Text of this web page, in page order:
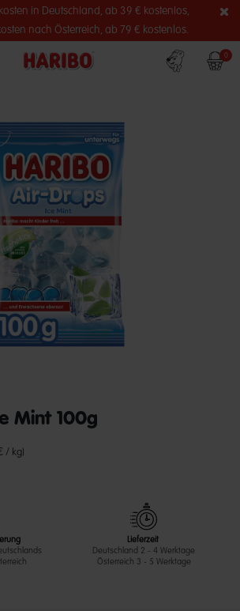
in Deutschland, ab 39 € kostenlos,
nach Österreich, ab 79 € kostenlos.
Konto 0
Mint 100g
Rating
/ kg)
Lieferzeit
Deutschland 2 - 4 Werktage
Österreich 3 - 5 Werktage